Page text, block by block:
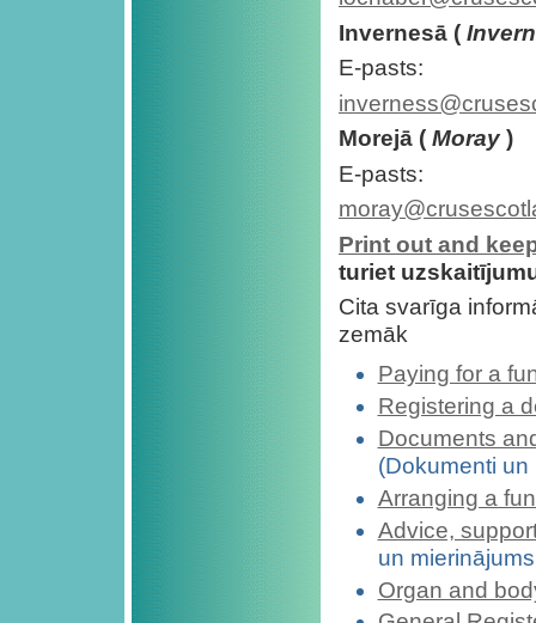
Invernesā (
E-pasts:
Morejā ( Moray )
E-pasts:
Print out and
turiet
Cita svarīga
zemāk
Paying for a
Registering a
Documents
(Dokumenti
Arranging a
Advice,
un
Organ and